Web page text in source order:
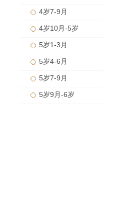
4岁7-9月
4岁10月-5岁
5岁1-3月
5岁4-6月
5岁7-9月
5岁9月-6岁